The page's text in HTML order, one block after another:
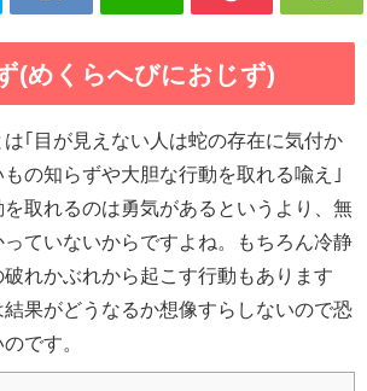
(めくらへびにおじず)
は｢目が見えない人は蛇の存在に気付か
の知らずや大胆な行動を取れる喩え｣
取れるのは勇気があるというより、無
ていないからですよね。もちろん冷静
れかぶれから起こす行動もあります
果がどうなるか想像すらしないので恐
です。